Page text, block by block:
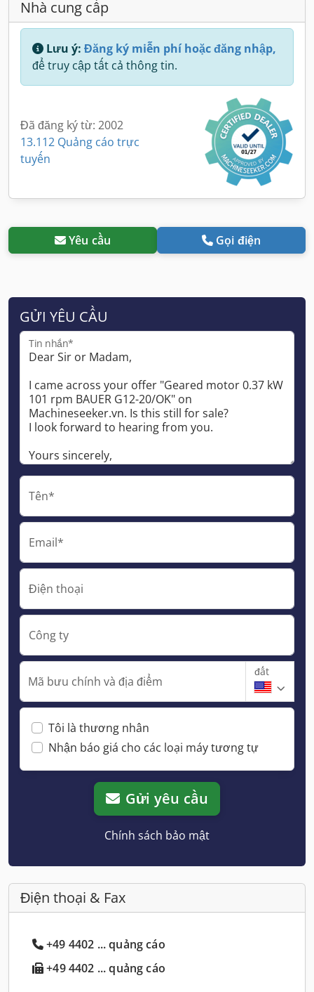
Nhà cung cấp
Lưu ý: Đăng ký miễn phí hoặc đăng nhập,
để truy cập tất cả thông tin.
Đã đăng ký từ: 2002
13.112 Quảng cáo trực
tuyến
Yêu cầu Gọi điện
GỬI YÊU CẦU
Tin nhắn*
Tên*
Email*
Điện thoại
Công ty
Mã bưu chính và địa điểm
đất
Tôi là thương nhân
Nhận báo giá cho các loại máy tương tự
Gửi yêu cầu
Chính sách bảo mật
Điện thoại & Fax
+49 4402 ... quảng cáo
+49 4402 ... quảng cáo